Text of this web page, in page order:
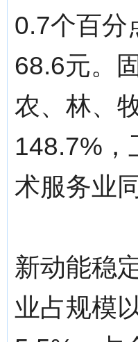
0.7个百分
68.6元。
农、林、
148.7%，
术服务业
新动能稳
业占规模